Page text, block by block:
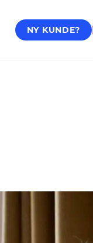
NY KUNDE?